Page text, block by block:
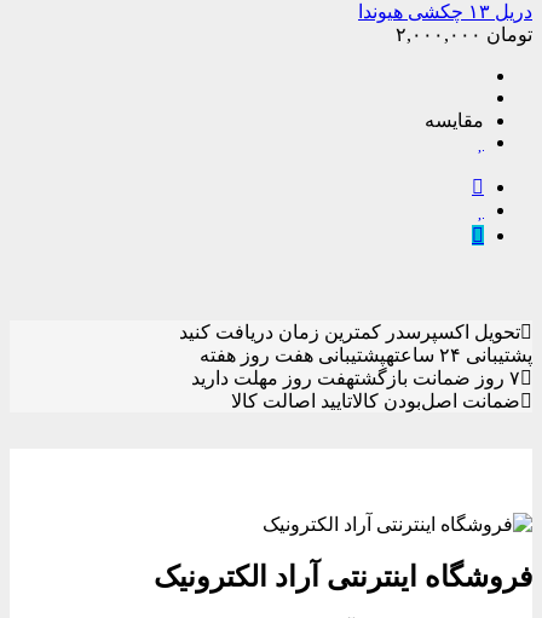
دریل ۱۳ چکشی هیوندا
تومان
مقایسه
تحویل اکسپرسدر کمترین زمان دریافت کنید
پشتیبانی ۲۴ ساعته
پشتیبانی هفت روز هفته
۷ روز ضمانت بازگشت
هفت روز مهلت دارید
ضمانت اصل‌بودن کالاتایید اصالت کالا
فروشگاه اینترنتی آراد الکترونیک